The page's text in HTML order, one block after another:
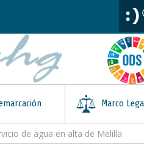
Marco
de agua en alta de Melilla